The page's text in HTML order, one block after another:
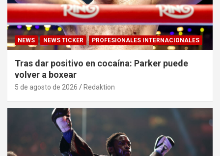
NEWS NEWS TICKER PROFESIONALES INTERNACIONALES
Tras dar positivo en cocaína: Parker puede
volver a boxear
5 de agosto de 2026 Redaktion